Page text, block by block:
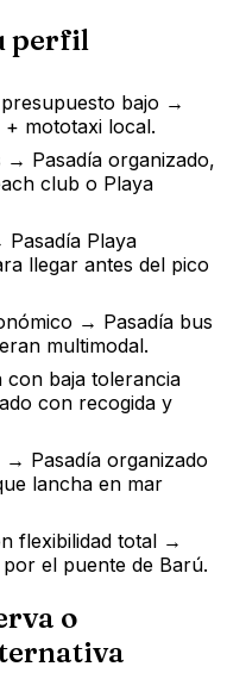
perfil
bajo →
mototaxi local.
→ Pasadía organizado,
club o Playa
Playa
llegar antes del pico
→ Pasadía bus
multimodal.
baja tolerancia
con recogida y
Pasadía organizado
lancha en mar
flexibilidad total →
el puente de Barú.
o